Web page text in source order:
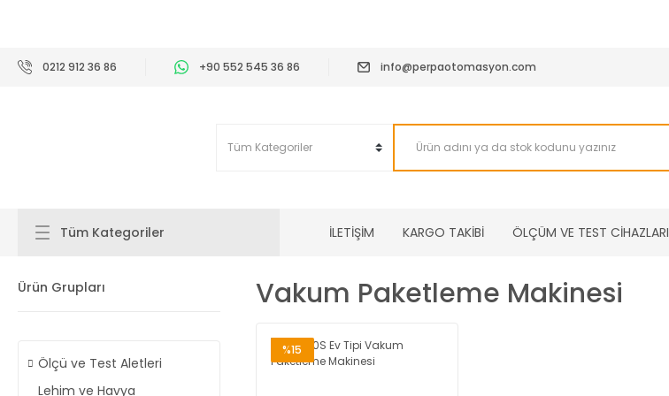
0212 912 36 86 +90 552 545 36 86 info@perpaotomasyon.com
Tüm Kategoriler İLETİŞİM KARGO TAKİBİ ÖLÇÜM VE TEST CİHAZLARI
Ürün Grupları
Ölçü ve Test Aletleri
Lehim ve Havya
Vakum Paketleme Makinesi
%15